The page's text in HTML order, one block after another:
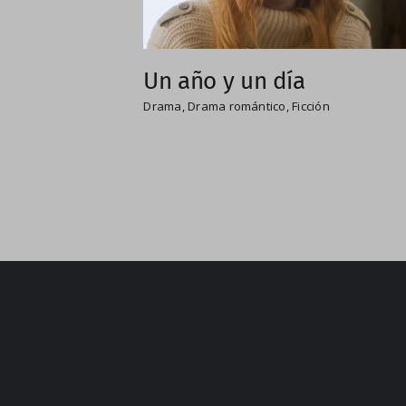
Un año y un día
Drama,Drama romántico,Ficción